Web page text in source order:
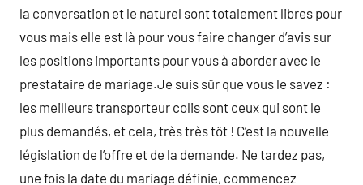
la conversation et le naturel sont totalement libres pour
vous mais elle est là pour vous faire changer d’avis sur
les positions importants pour vous à aborder avec le
prestataire de mariage.Je suis sûr que vous le savez :
les meilleurs transporteur colis sont ceux qui sont le
plus demandés, et cela, très très tôt ! C’est la nouvelle
législation de l’offre et de la demande. Ne tardez pas,
une fois la date du mariage définie, commencez